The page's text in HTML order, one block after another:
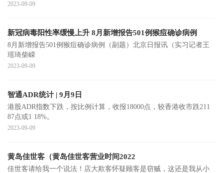
2023-09-09
新冠病毒阳性率缓慢上升 8月新增报告501例猴痘确诊病例
8月新增报告501例猴痘确诊病例（副题）北京日报讯（实习记者王
瑶琦柴嵘
2023-09-09
智通ADR统计 | 9月9日
港股ADR指数下跌，按比例计算，收报18000点，较香港收市跌211
87点或1 18%。
2023-09-09
黄岛佳世客（黄岛佳世客营业时间2022
佳世客请给我一个说法！店大欺客怀疑顾客是窃贼，这还是我从小